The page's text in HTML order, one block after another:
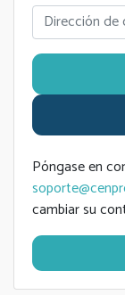
Póngase en
cambiar su